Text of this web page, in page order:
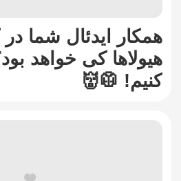
همکار ایدئال شما در
هیولاها کی خواهد
کنیم! 🥼👹